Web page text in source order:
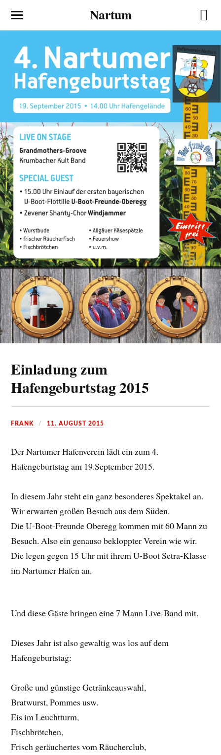
Nartum
Einladung zum
Hafengeburtstag 2015
FRANK 11. AUGUST 2015
Der Nartumer Hafenverein lädt ein zum 4.
Hafengeburtstag am 19.September 2015.
In diesem Jahr steht ein ganz besonderes Spektakel an.
Wir erwarten großen Besuch aus dem Süden.
Die U-Boot-Freunde Oberegg kommen mit 60 Mann zu
Besuch. Also ein genauso bekloppter Verein wie wir.
Die legen gegen 15 Uhr mit ihrem U-Boot Setra-Klasse
im Nartumer Hafen an.
Und diese Gäste bringen eine 7 Mann Live-Band mit.
Dieses Jahr ist also gewaltig was los auf dem
Hafengeburtstag:
Große und günstige Getränkeauswahl,
Bratwurst, Pommes usw.
Eis im Leuchtturm,
Fischbrötchen,
Frisch geräuchertes vom Räucherclub,